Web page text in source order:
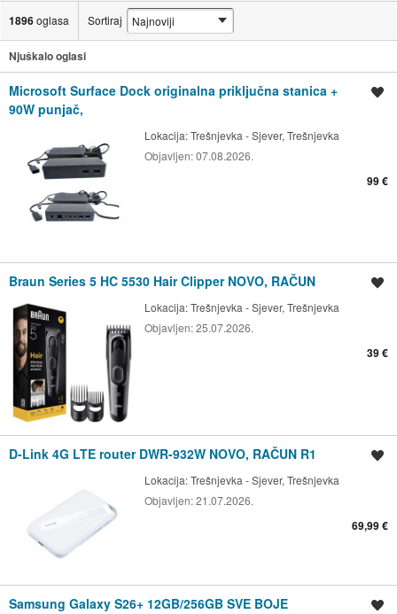
1896oglasa Sortiraj
Njuškalo oglasi
Microsoft Surface Dock originalna priključna stanica +
90W punjač,
Lokacija:Trešnjevka - Sjever, Trešnjevka
Objavljen:07.08.2026.
99 €
Braun Series 5 HC 5530 Hair Clipper NOVO, RAČUN
Lokacija:Trešnjevka - Sjever, Trešnjevka
Objavljen:25.07.2026.
39 €
D-Link 4G LTE router DWR-932W NOVO, RAČUN R1
Lokacija:Trešnjevka - Sjever, Trešnjevka
Objavljen:21.07.2026.
69,99 €
Samsung Galaxy S26+ 12GB/256GB SVE BOJE